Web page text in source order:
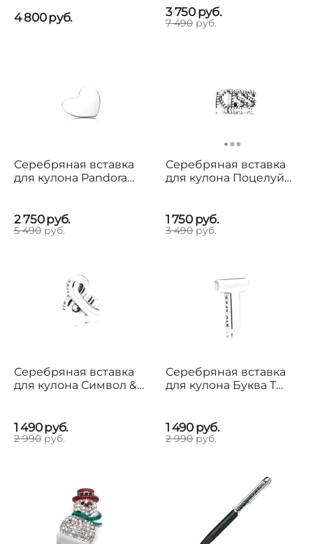
4 800руб. 3 750 руб.
7 490 руб.
Серебряная вставка
для кулона Pandora
2 750руб.
5 490 руб.
Серебряная вставка
для кулона Поцелуй
1 750 руб.
3 490 руб.
Серебряная вставка
для кулона Символ &
1 490руб.
2 990 руб.
Серебряная вставка
для кулона Буква Т
1 490 руб.
2 990 руб.